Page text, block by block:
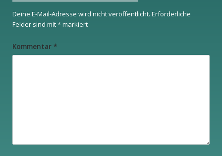
Deine E-Mail-Adresse wird nicht veröffentlicht. Erforderliche
Felder sind mit*markiert
Kommentar *